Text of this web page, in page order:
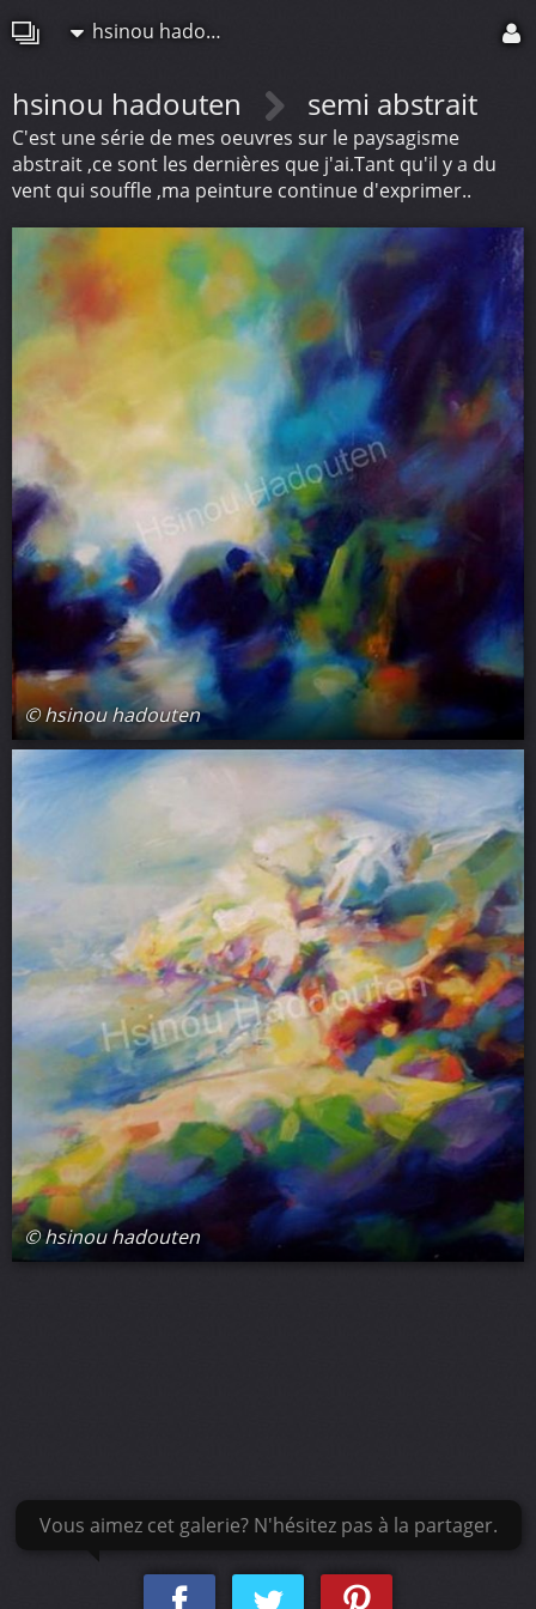
hsinou hadouten
hsinou hadouten semi abstrait
C'est une série de mes oeuvres sur le paysagisme
abstrait ,ce sont les dernières que j'ai.Tant qu'il y a du
vent qui souffle ,ma peinture continue d'exprimer..
© hsinou hadouten
© hsinou hadouten
Vous aimez cet galerie? N'hésitez pas à la partager.